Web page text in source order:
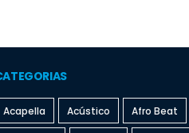
Acapella Acústico Afro Beat